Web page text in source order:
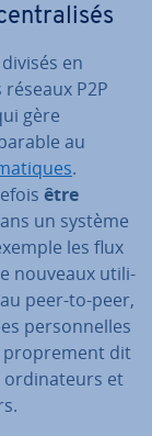
en
P2P
gère
au
.
être
un système
les flux
nouveaux uti­li­
peer-to-peer,
per­son­nelles
pro­pre­ment dit
or­di­na­teurs et